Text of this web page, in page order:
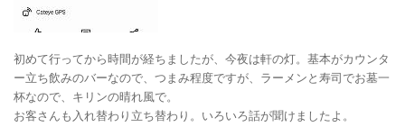
初めて行ってから時間が経ちましたが、今夜は軒の灯。基本がカウンタ
ー立ち飲みのバーなので、つまみ程度ですが、ラーメンと寿司でお墓一
杯なので、キリンの晴れ風で。
お客さんも入れ替わり立ち替わり。いろいろ話が聞けましたよ。